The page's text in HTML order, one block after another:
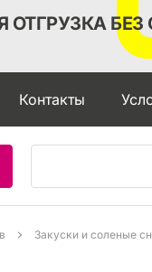
Контакты
Закуски и соленые